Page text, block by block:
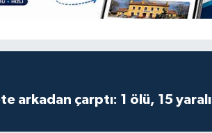
arkadan çarptı: 1 ölü, 15 yaralı